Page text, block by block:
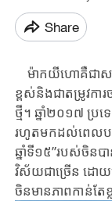
Share
ម៉ាកយីហោ​គឺ​ជា​ស
ខ្ពស់​និង​ជា​តម្រូវកា
ថ្មី។ ឆ្នាំ​២០១៧ ​ប្
រហូត​មក​ដល់​ពេលបច្
ឆ្នាំ​ទី​១៥​”​របស់​ចិន​
វិស័យ​ជា​ច្រើន​ ​ដោយ​
ចិន​មានភាព​កាន់តែ​ខ្